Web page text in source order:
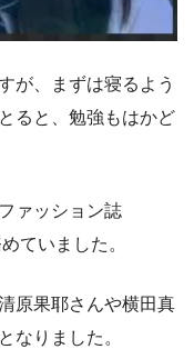
が、まずは寝るよう
ると、勉強もはかど
ァッション誌
ていました。
原果耶さんや横田真
なりました。